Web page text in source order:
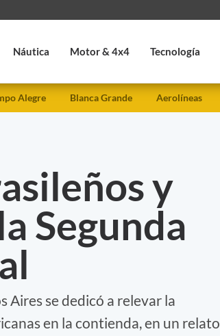
Náutica Motor & 4x4 Tecnología
Alegre Blanca Grande Aerolíneas
y
Segunda
Aires se dedicó a relevar la
en la contienda, en un relato